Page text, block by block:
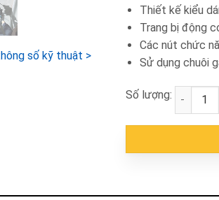
số kỹ thuật >
Thiết kế kiểu
Trang bị động
Các nút chức
Sử dụng chuôi
Số lượng: Máy